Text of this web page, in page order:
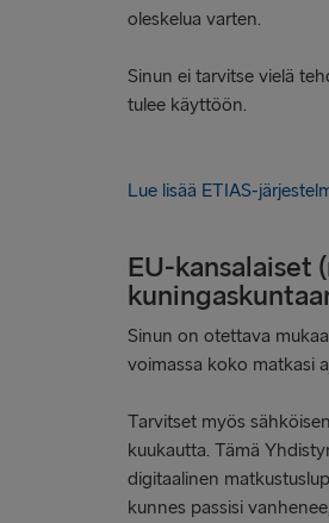
oleskelua varten.
Sinun ei tarvitse vielä
tulee käyttöön.
Lue lisää ETIAS-
EU-kansalaiset
Sinun on otettava
voimassa koko matkasi
Tarvitset myös
kuukautta. Tämä
digitaalinen
kunnes passisi